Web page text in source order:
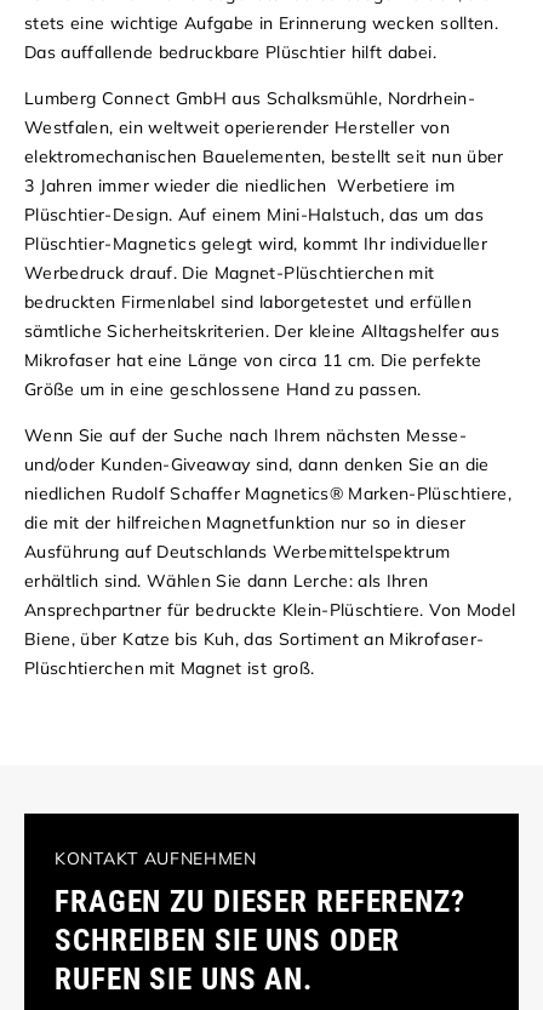
stets eine wichtige Aufgabe in Erinnerung wecken sollten.
Das auffallende bedruckbare Plüschtier hilft dabei.
Lumberg Connect GmbH aus Schalksmühle, Nordrhein-
Westfalen, ein weltweit operierender Hersteller von
elektromechanischen Bauelementen, bestellt seit nun über
3 Jahren immer wieder die niedlichen Werbetiere im
Plüschtier-Design. Auf einem Mini-Halstuch, das um das
Plüschtier-Magnetics gelegt wird, kommt Ihr individueller
Werbedruck drauf. Die Magnet-Plüschtierchen mit
bedruckten Firmenlabel sind laborgetestet und erfüllen
sämtliche Sicherheitskriterien. Der kleine Alltagshelfer aus
Mikrofaser hat eine Länge von circa 11 cm. Die perfekte
Größe um in eine geschlossene Hand zu passen.
Wenn Sie auf der Suche nach Ihrem nächsten Messe-
und/oder Kunden-Giveaway sind, dann denken Sie an die
niedlichen Rudolf Schaffer Magnetics® Marken-Plüschtiere,
die mit der hilfreichen Magnetfunktion nur so in dieser
Ausführung auf Deutschlands Werbemittelspektrum
erhältlich sind. Wählen Sie dann Lerche: als Ihren
Ansprechpartner für bedruckte Klein-Plüschtiere. Von Model
Biene, über Katze bis Kuh, das Sortiment an Mikrofaser-
Plüschtierchen mit Magnet ist groß.
KONTAKT AUFNEHMEN
FRAGEN ZU DIESER REFERENZ?
SCHREIBEN SIE UNS ODER
RUFEN SIE UNS AN.